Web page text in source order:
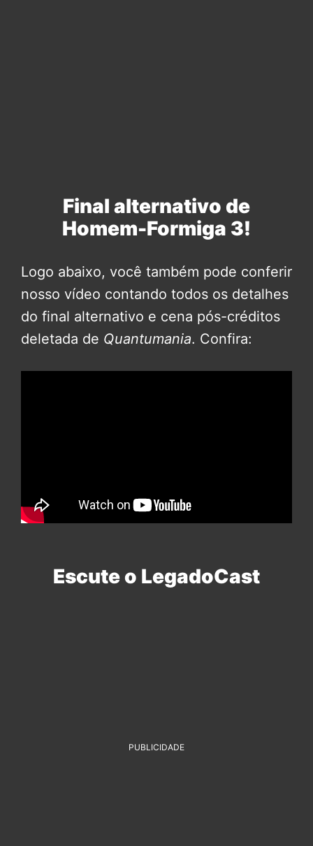
Final alternativo de
Homem-Formiga 3!
Logo abaixo, você também pode conferir
nosso vídeo contando todos os detalhes
do final alternativo e cena pós-créditos
deletada de Quantumania. Confira:
Escute o LegadoCast
PUBLICIDADE